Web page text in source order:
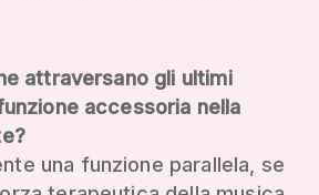
attraversano gli ultimi
accessoria nella
una funzione parallela, se